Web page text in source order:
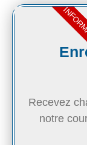
Recevez
notre